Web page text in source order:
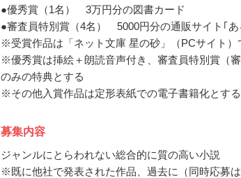
●優秀賞（1名） 3万円分の図書カード
●審査員特別賞（4名） 5000円分の通販サイト｢あ
※受賞作品は「ネット文庫 星の砂」（PCサイト）
※優秀賞は挿絵＋朗読音声付き、審査員特別賞（
のみの特典とする
※その他入賞作品は定形表紙での電子書籍化とする
募集内容
ジャンルにとらわれない総合的に質の高い小説
※既に他社で発表された作品、過去に（同時応募